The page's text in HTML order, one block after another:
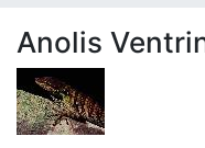
Anolis